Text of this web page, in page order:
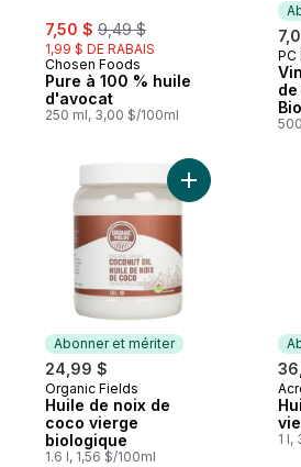
sale:
7,50 $ , formerly:
9,49 $
1,99 $ DE RABAIS
Chosen Foods
Pure à 100 % huile
d'avocat
250 ml, 3,00 $/100ml
PC
Abonner et mériter
24,99 $
Abonner et mériter
Organic Fields
Huile de noix de
coco vierge
biologique
1.6 l, 1,56 $/100ml
Ajouter Huile
1 l,